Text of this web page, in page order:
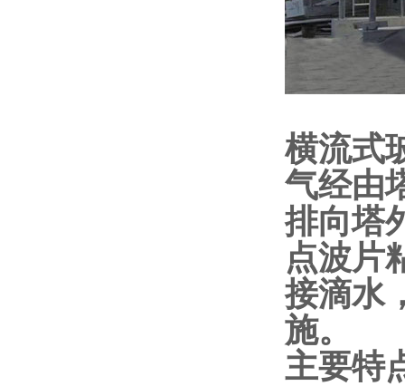
横流式
气经由
排向塔
点波片
接滴水
施。
主要特